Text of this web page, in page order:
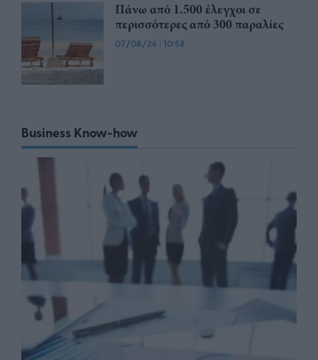
Πάνω από 1.500 έλεγχοι σε
περισσότερες από 300 παραλίες
07/08/26 | 10:58
Business Know-how